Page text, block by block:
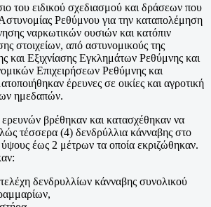
του ειδικού σχεδιασμού και δράσεων που
Ρεθύμνου για την καταπολέμηση
ναρκωτικών ουσιών και κατόπιν
στοιχείων, από αστυνομικούς της
και Εξιχνίασης Εγκλημάτων Ρεθύμνης και
Επιχειρήσεων Ρεθύμνης και
έρευνες σε οικίες και αγροτική
ημεδαπών.
βρέθηκαν και κατασχέθηκαν να
τέσσερα (4) δενδρύλλια κάνναβης στο
ύψους έως 2 μέτρων τα οποία εκριζώθηκαν.
δενδρυλλίων κάνναβης συνολικού